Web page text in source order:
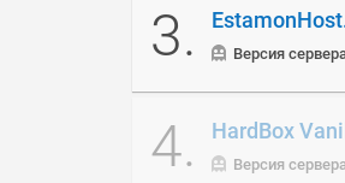
3. Версия
4. HardBox
Версия